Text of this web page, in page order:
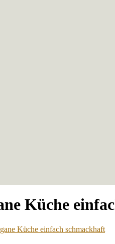
Küche
Küche einfach schmackhaft